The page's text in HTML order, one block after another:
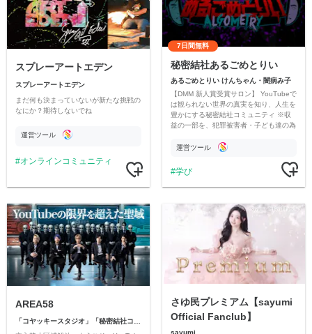
スプレーアートエデン
スプレーアートエデン
まだ何も決まっていないが新たな挑戦の
なにか？期待しないでね
運営ツール
オンラインコミュニティ
7日間無料
秘密結社あるごめとりい
あるごめとりい けんちゃん・闇病み子
【DMM 新人賞受賞サロン】 YouTubeで
は観られない世界の真実を知り、人生を
豊かにする秘密結社コミュニティ ※収
益の一部を、犯罪被害者・子ども達の為
す運営ツール
学び
AREA58
さゆ民プレミアム【sayumi
Official Fanclub】